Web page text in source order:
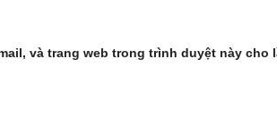
và trang web trong trình duyệt này cho